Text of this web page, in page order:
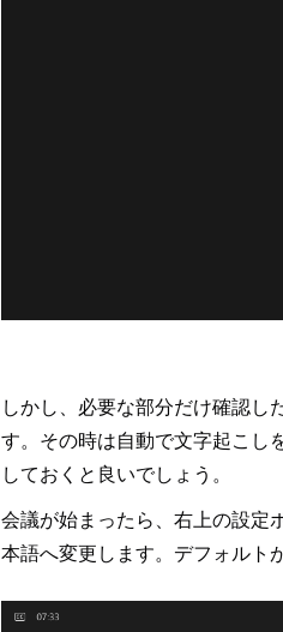
しかし、必要な部分だけ確認し
す。その時は自動で文字起こし
しておくと良いでしょう。
会議が始まったら、右上の設定
本語へ変更します。デフォルト